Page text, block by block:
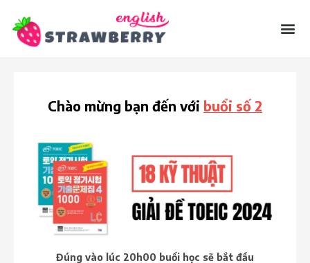
Chào mừng bạn đến với buổi số 2​
Đúng vào lúc 20h00 buổi học sẽ bắt đầu